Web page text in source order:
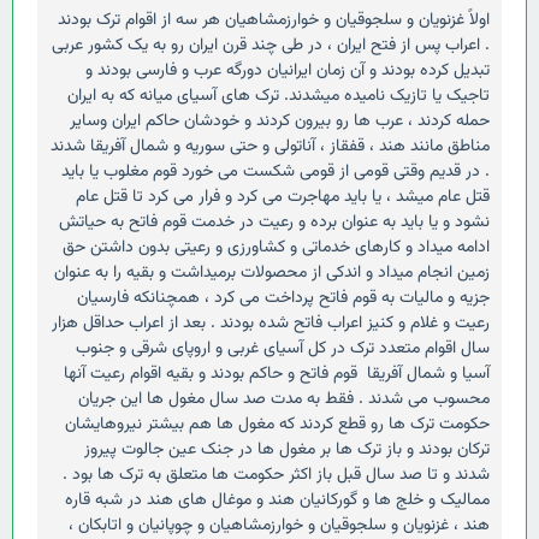
اولاً غزنویان و سلجوقیان و خوارزمشاهیان هر سه از اقوام ترک بودند
. اعراب پس از فتح ایران ، در طی چند قرن ایران رو به یک کشور عربی
تبدیل کرده بودند و آن زمان ایرانیان دورگه عرب و فارسی بودند و
تاجیک یا تازیک نامیده میشدند. ترک های آسیای میانه که به ایران
حمله کردند ، عرب ها رو بیرون کردند و خودشان حاکم ایران وسایر
مناطق مانند هند ، قفقاز ، آناتولی و حتی سوریه و شمال آفریقا شدند
. در قدیم وقتی قومی از قومی شکست می خورد قوم مغلوب یا باید
قتل عام میشد ، یا باید مهاجرت می کرد و فرار می کرد تا قتل عام
نشود و یا باید به عنوان برده و رعیت در خدمت قوم فاتح به حیاتش
ادامه میداد و کارهای خدماتی و کشاورزی و رعیتی بدون داشتن حق
زمین انجام میداد و اندکی از محصولات برمیداشت و بقیه را به عنوان
جزیه و مالیات به قوم فاتح پرداخت می کرد ، همچنانکه فارسیان
رعیت و غلام و کنیز اعراب فاتح شده بودند . بعد از اعراب حداقل هزار
سال اقوام متعدد ترک در کل آسیای غربی و اروپای شرقی و جنوب
آسیا و شمال آفریقا قوم فاتح و حاکم بودند و بقیه اقوام رعیت آنها
محسوب می شدند . فقط به مدت صد سال مغول ها این جریان
حکومت ترک ها رو قطع کردند که مغول ها هم بیشتر نیروهایشان
ترکان بودند و باز ترک ها بر مغول ها در جنک عین جالوت پیروز
شدند و تا صد سال قبل باز اکثر حکومت ها متعلق به ترک ها بود .
ممالیک و خلج ها و گورکانیان هند و موغال های هند در شبه قاره
هند ، غزنویان و سلجوقیان و خوارزمشاهیان و چوپانیان و اتابکان ،